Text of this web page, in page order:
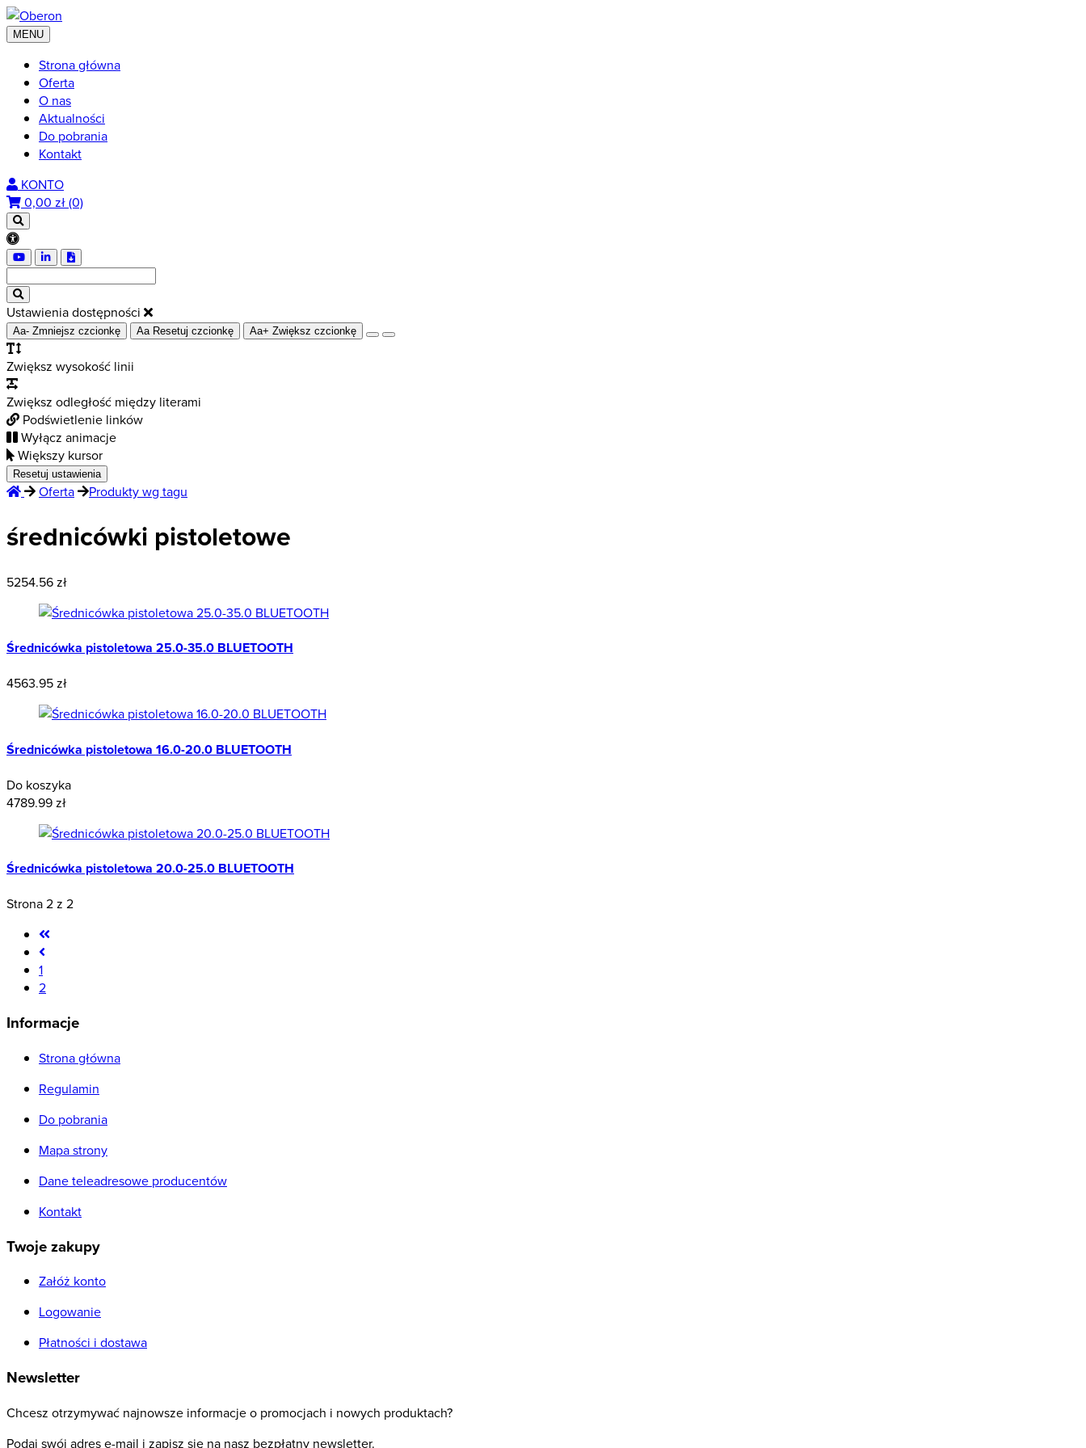
MENU
Strona główna
Oferta
O nas
Aktualności
Do pobrania
Kontakt
KONTO
0,00 zł (0)
Ustawienia dostępności
Aa- Zmniejsz czcionkę Aa Resetuj czcionkę Aa+ Zwiększ czcionkę
Zwiększ wysokość linii
Zwiększ odległość między literami
Podświetlenie linków
Wyłącz animacje
Większy kursor
Resetuj ustawienia
Oferta Produkty wg tagu
średnicówki pistoletowe
5254.56 zł
Średnicówka pistoletowa 25.0-35.0 BLUETOOTH
4563.95 zł
Średnicówka pistoletowa 16.0-20.0 BLUETOOTH
Do koszyka
4789.99 zł
Średnicówka pistoletowa 20.0-25.0 BLUETOOTH
Strona 2 z 2
1
2
Informacje
Strona główna
Regulamin
Do pobrania
Mapa strony
Dane teleadresowe producentów
Kontakt
Twoje zakupy
Załóż konto
Logowanie
Płatności i dostawa
Newsletter
Chcesz otrzymywać najnowsze informacje o promocjach i nowych produktach?
Podaj swój adres e-mail i zapisz się na nasz bezpłatny newsletter.